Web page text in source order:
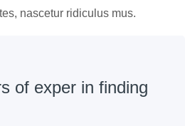
nascetur ridiculus mus.
of exper in finding